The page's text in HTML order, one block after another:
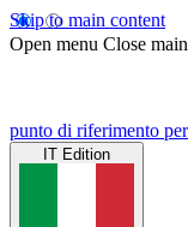
Skip to main content
Open menu Close
punto di riferimento
IT Edition